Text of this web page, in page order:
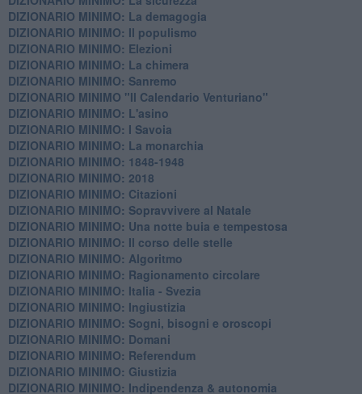
DIZIONARIO MINIMO: La demagogia
DIZIONARIO MINIMO: Il populismo
DIZIONARIO MINIMO: Elezioni
DIZIONARIO MINIMO: La chimera
DIZIONARIO MINIMO: Sanremo
DIZIONARIO MINIMO "Il Calendario Venturiano"
DIZIONARIO MINIMO: L'asino
DIZIONARIO MINIMO: I Savoia
DIZIONARIO MINIMO: La monarchia
DIZIONARIO MINIMO: 1848-1948
DIZIONARIO MINIMO: 2018
DIZIONARIO MINIMO: Citazioni
DIZIONARIO MINIMO: ​Sopravvivere al Natale
DIZIONARIO MINIMO: ​Una notte buia e tempestosa
DIZIONARIO MINIMO: Il corso delle stelle
DIZIONARIO MINIMO: Algoritmo
DIZIONARIO MINIMO: Ragionamento circolare
DIZIONARIO MINIMO: Italia - Svezia
DIZIONARIO MINIMO: ​Ingiustizia
DIZIONARIO MINIMO: ​Sogni, bisogni e oroscopi
DIZIONARIO MINIMO: Domani
DIZIONARIO MINIMO: Referendum
DIZIONARIO MINIMO: Giustizia
DIZIONARIO MINIMO: ​Indipendenza & autonomia